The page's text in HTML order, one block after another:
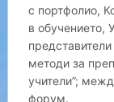
с портфолио,
в обучението,
методи за
учители”;
форум.